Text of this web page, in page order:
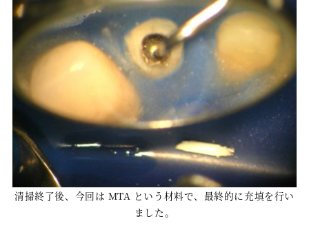
清掃終了後、今回は MTA という材料で、最終的に充填を行い
ました。